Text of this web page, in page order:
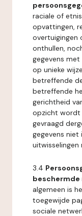
raciale of
opvattingen,
overtuigingen
onthullen,
gegevens
op unieke
betreffende
betreffende
gerichtheid
opzicht wordt
gevraagd
gegevens niet
3.4
beschermde
algemeen is
toegewijde
sociale